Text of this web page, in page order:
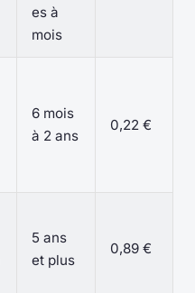
es à
mois
6 mois
à 2 ans
0,22 €
5 ans
et plus
0,89 €